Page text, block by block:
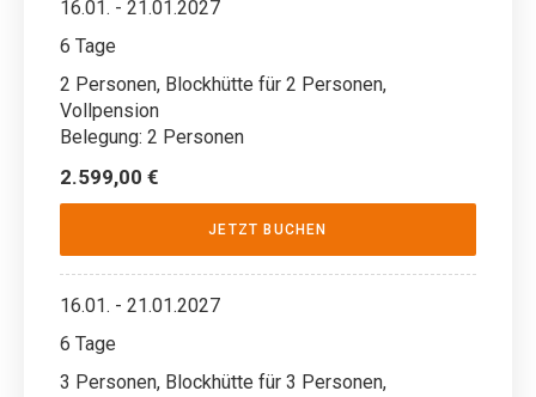
16.01. - 21.01.2027
6 Tage
2 Personen, Blockhütte für 2 Personen,
Vollpension
Belegung: 2 Personen
2.599,00 €
JETZT BUCHEN
16.01. - 21.01.2027
6 Tage
3 Personen, Blockhütte für 3 Personen,